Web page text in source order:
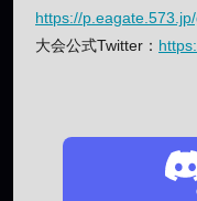
https://
大会公式Twitter：